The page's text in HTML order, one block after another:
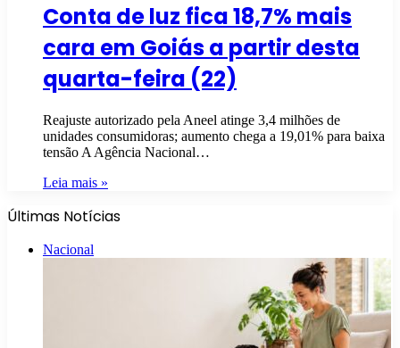
Conta de luz fica 18,7% mais
cara em Goiás a partir desta
quarta-feira (22)
Reajuste autorizado pela Aneel atinge 3,4 milhões de
unidades consumidoras; aumento chega a 19,01% para baixa
tensão A Agência Nacional…
Leia mais »
Últimas Notícias
Nacional